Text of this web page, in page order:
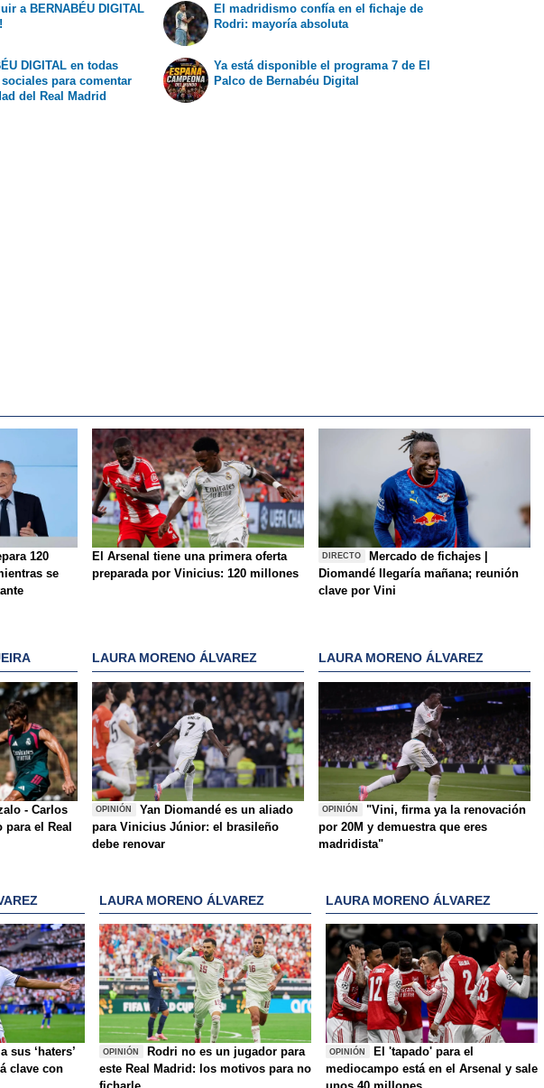
a BERNABÉU DIGITAL
DIGITAL en todas
para comentar
del Real Madrid
El madridismo confía en el fichaje de
Rodri: mayoría absoluta
Ya está disponible el programa 7 de El
Palco de Bernabéu Digital
120
se
El Arsenal tiene una primera oferta
preparada por Vinicius: 120 millones
DIRECTO
Mercado de fichajes |
Diomandé llegaría mañana; reunión
clave por Vini
- Carlos
el Real
LAURA MORENO ÁLVAREZ
OPINIÓN
Yan Diomandé es un aliado
para Vinicius Júnior: el brasileño
debe renovar
LAURA MORENO ÁLVAREZ
OPINIÓN
"Vini, firma ya la renovación
por 20M y demuestra que eres
madridista"
sus ‘haters’
clave con
LAURA MORENO ÁLVAREZ
OPINIÓN
Rodri no es un jugador para
este Real Madrid: los motivos para no
LAURA MORENO ÁLVAREZ
OPINIÓN
El 'tapado' para el
mediocampo está en el Arsenal y sale